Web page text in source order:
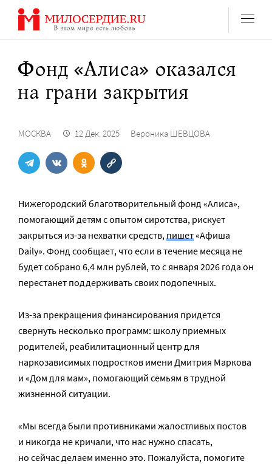
Перейти
содержанию
Фонд «Алиса» оказался
на грани закрытия
МОСКВА 12 Дек. 2025 Вероника ШЕВЦОВА
Нижегородский благотворительный фонд «Алиса»,
помогающий детям с опытом сиротства, рискует
закрыться из‑за нехватки средств,пишет«Афиша
Daily». Фонд сообщает, что если в течение месяца не
будет собрано 6,4 млн рублей, то с января 2026 года он
перестанет поддерживать своих подопечных.
Из-за прекращения финансирования придется
свернуть несколько программ: школу приемных
родителей, реабилитационный центр для
наркозависимых подростков имени Дмитрия Маркова
и «Дом для мам», помогающий семьям в трудной
жизненной ситуации.
«Мы всегда были противниками жалостливых постов
и никогда не кричали, что нас нужно спасать,
но сейчас делаем именно это. Пожалуйста, помогите